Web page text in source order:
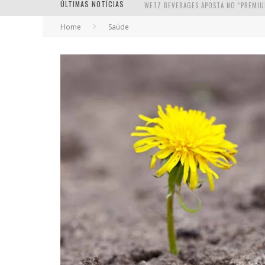
ÚLTIMAS NOTÍCIAS
Home Saúde